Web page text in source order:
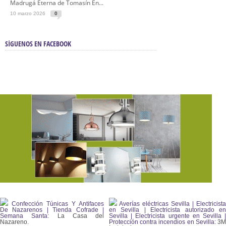
Madrugá Eterna de Tomasín En...
10 marzo 2026 0
SÍGUENOS EN FACEBOOK
Confección Túnicas Y Antifaces
De Nazarenos | Tienda Cofrade |
Semana Santa: La Casa del
Nazareno.
Averías eléctricas Sevilla | Electricista
en Sevilla | Electricista autorizado en
Sevilla | Electricista urgente en Sevilla |
Protección contra incendios en Sevilla:3M